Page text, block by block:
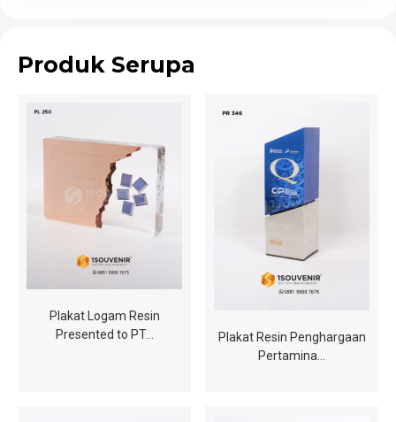
Produk Serupa
Plakat Logam Resin
Presented to PT…
Plakat Resin Penghargaan
Pertamina…